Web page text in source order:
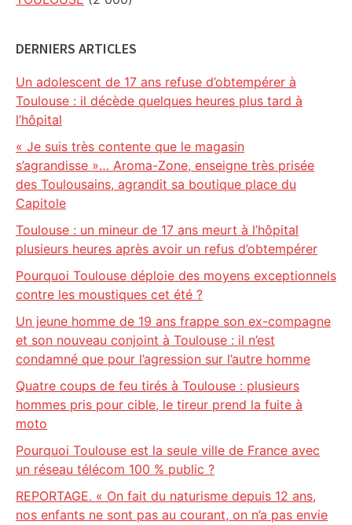
DERNIERS ARTICLES
Un adolescent de 17 ans refuse d’obtempérer à
Toulouse : il décède quelques heures plus tard à
l’hôpital
« Je suis très contente que le magasin
s’agrandisse »… Aroma-Zone, enseigne très prisée
des Toulousains, agrandit sa boutique place du
Capitole
Toulouse : un mineur de 17 ans meurt à l’hôpital
plusieurs heures après avoir un refus d’obtempérer
Pourquoi Toulouse déploie des moyens exceptionnels
contre les moustiques cet été ?
Un jeune homme de 19 ans frappe son ex-compagne
et son nouveau conjoint à Toulouse : il n’est
condamné que pour l’agression sur l’autre homme
Quatre coups de feu tirés à Toulouse : plusieurs
hommes pris pour cible, le tireur prend la fuite à
moto
Pourquoi Toulouse est la seule ville de France avec
un réseau télécom 100 % public ?
REPORTAGE. « On fait du naturisme depuis 12 ans,
nos enfants ne sont pas au courant, on n’a pas envie